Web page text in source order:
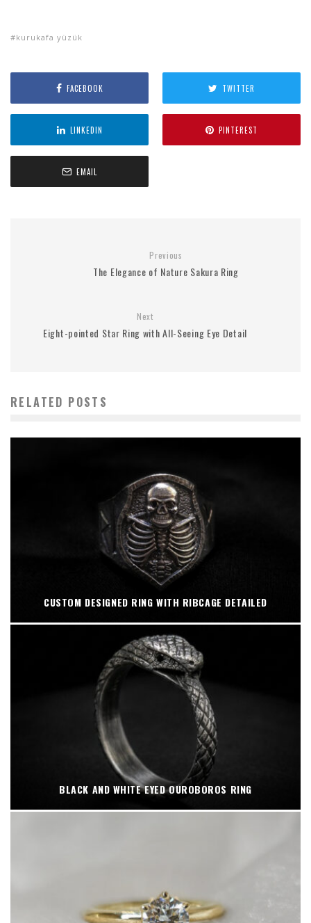
kurukafa yüzük
FACEBOOK TWITTER
LINKEDIN PINTEREST
EMAIL
Previous
The Elegance of Nature Sakura Ring
Next
Eight-pointed Star Ring with All-Seeing Eye Detail
RELATED POSTS
CUSTOM DESIGNED RING WITH RIBCAGE DETAILED
BLACK AND WHITE EYED OUROBOROS RING